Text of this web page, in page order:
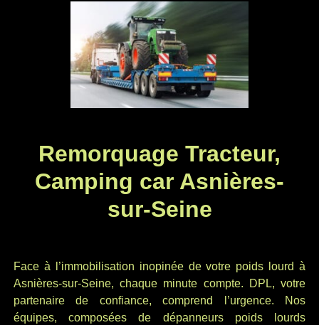
Remorquage Tracteur,
Camping car Asnières-
sur-Seine
Face à l’immobilisation inopinée de votre poids lourd à
Asnières-sur-Seine, chaque minute compte. DPL, votre
partenaire de confiance, comprend l’urgence. Nos
équipes, composées de dépanneurs poids lourds